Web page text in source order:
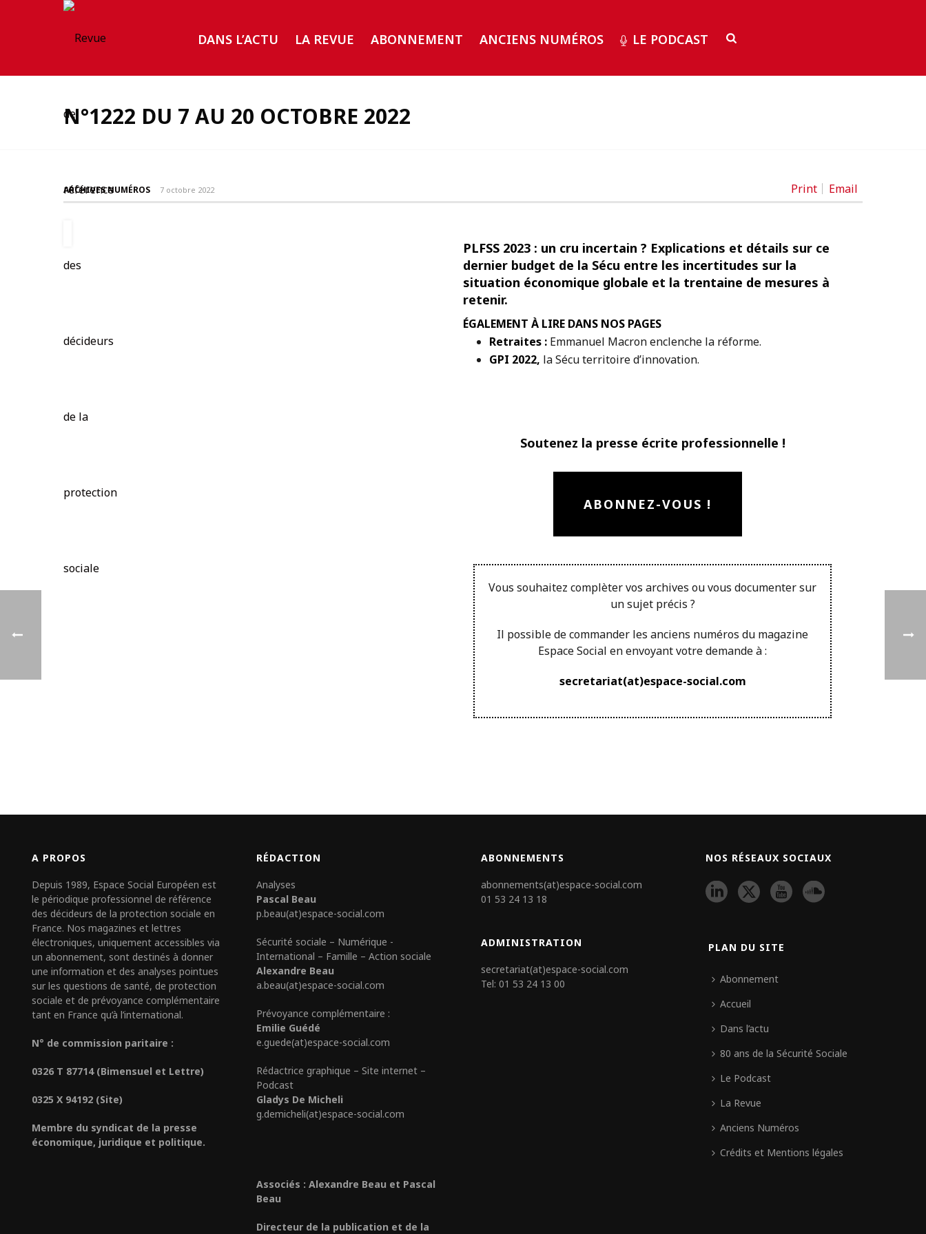
DANS L’ACTU LA REVUE ABONNEMENT ANCIENS NUMÉROS LE PODCAST
N°1222 DU 7 AU 20 OCTOBRE 2022
Print Email
ARCHIVES NUMÉROS 7 octobre 2022
PLFSS 2023 : un cru incertain ? Explications et détails sur ce
dernier budget de la Sécu entre les incertitudes sur la
situation économique globale et la trentaine de mesures à
retenir.
ÉGALEMENT À LIRE DANS NOS PAGES
Retraites : Emmanuel Macron enclenche la réforme.
GPI 2022, la Sécu territoire d’innovation.
Soutenez la presse écrite professionnelle !
ABONNEZ-VOUS !
Vous souhaitez complèter vos archives ou vous documenter sur
un sujet précis ?
Il possible de commander les anciens numéros du magazine
Espace Social en envoyant votre demande à :
secretariat(at)espace-social.com
A PROPOS
Depuis 1989, Espace Social Européen est
le périodique professionnel de référence
des décideurs de la protection sociale en
France. Nos magazines et lettres
électroniques, uniquement accessibles via
un abonnement, sont destinés à donner
une information et des analyses pointues
sur les questions de santé, de protection
sociale et de prévoyance complémentaire
tant en France qu’à l’international.
N° de commission paritaire :
0326 T 87714 (Bimensuel et Lettre)
0325 X 94192 (Site)
Membre du syndicat de la presse
économique, juridique et politique.
RÉDACTION
Analyses
Pascal Beau
p.beau(at)espace-social.com
Sécurité sociale – Numérique -
International – Famille – Action sociale
Alexandre Beau
a.beau(at)espace-social.com
Prévoyance complémentaire :
Emilie Guédé
e.guede(at)espace-social.com
Rédactrice graphique – Site internet –
Podcast
Gladys De Micheli
g.demicheli(at)espace-social.com
Associés : Alexandre Beau et Pascal
Beau
Directeur de la publication et de la
ABONNEMENTS
abonnements(at)espace-social.com
01 53 24 13 18
ADMINISTRATION
secretariat(at)espace-social.com
Tel: 01 53 24 13 00
NOS RÉSEAUX SOCIAUX
PLAN DU SITE
Abonnement
Accueil
Dans l’actu
80 ans de la Sécurité Sociale
Le Podcast
La Revue
Anciens Numéros
Crédits et Mentions légales